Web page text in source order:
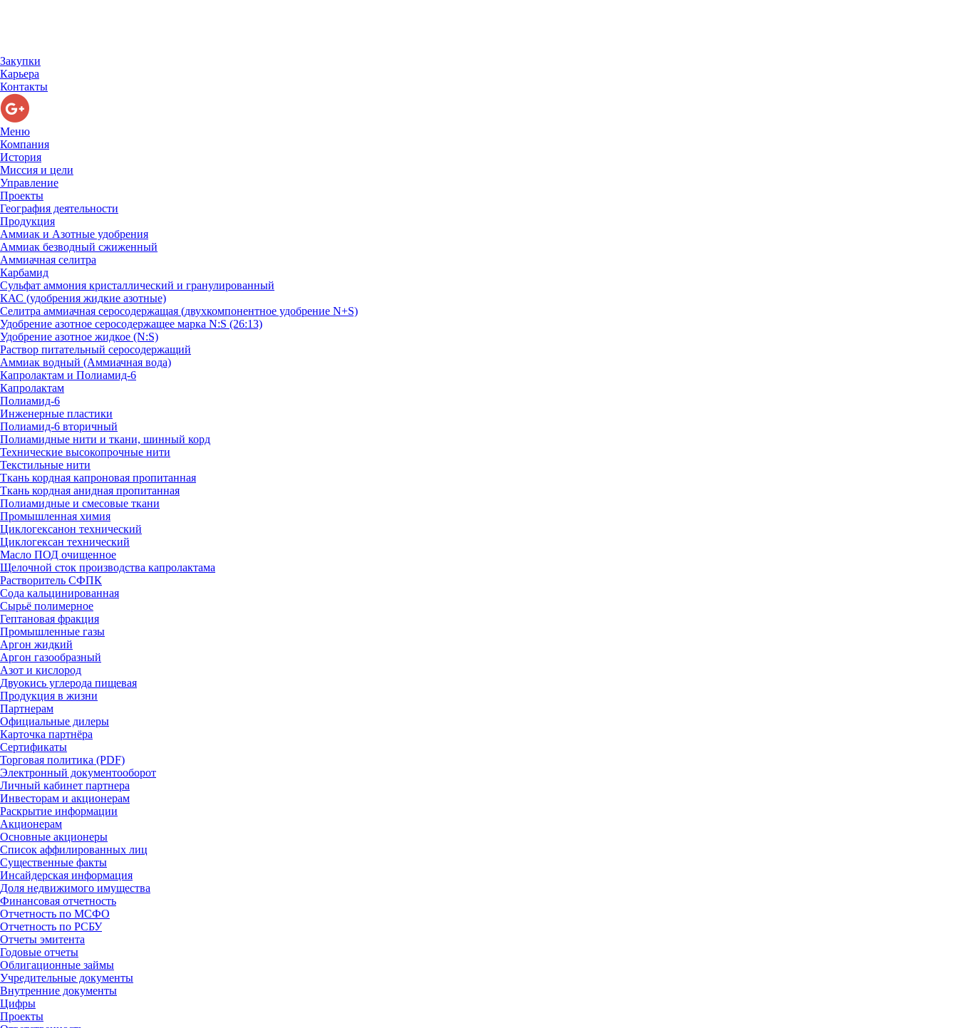
Закупки
Карьера
Контакты
Меню
Компания
История
Миссия и цели
Управление
Проекты
География деятельности
Продукция
Аммиак и Азотные удобрения
Аммиак безводный сжиженный
Аммиачная селитра
Карбамид
Сульфат аммония кристаллический и гранулированный
КАС (удобрения жидкие азотные)
Селитра аммиачная серосодержащая (двухкомпонентное удобрение N+S)
Удобрение азотное серосодержащее марка N:S (26:13)
Удобрение азотное жидкое (N:S)
Раствор питательный серосодержащий
Аммиак водный (Аммиачная вода)
Капролактам и Полиамид-6
Капролактам
Полиамид-6
Инженерные пластики
Полиамид-6 вторичный
Полиамидные нити и ткани, шинный корд
Технические высокопрочные нити
Текстильные нити
Ткань кордная капроновая пропитанная
Ткань кордная анидная пропитанная
Полиамидные и смесовые ткани
Промышленная химия
Циклогексанон технический
Циклогексан технический
Масло ПОД очищенное
Щелочной сток производства капролактама
Растворитель СФПК
Сода кальцинированная
Сырьё полимерное
Гептановая фракция
Промышленные газы
Аргон жидкий
Аргон газообразный
Азот и кислород
Двуокись углерода пищевая
Продукция в жизни
Партнерам
Официальные дилеры
Карточка партнёра
Сертификаты
Торговая политика (PDF)
Электронный документооборот
Личный кабинет партнера
Инвесторам и акционерам
Раскрытие информации
Акционерам
Основные акционеры
Список аффилированных лиц
Существенные факты
Инсайдерская информация
Доля недвижимого имущества
Финансовая отчетность
Отчетность по МСФО
Отчетность по РСБУ
Отчеты эмитента
Годовые отчеты
Облигационные займы
Учредительные документы
Внутренние документы
Цифры
Проекты